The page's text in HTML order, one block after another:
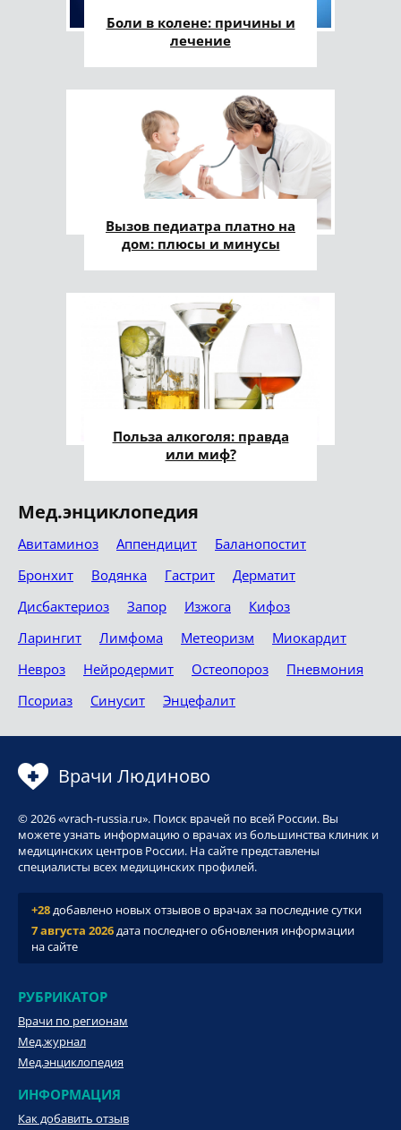
Боли в колене: причины и
лечение
Вызов педиатра платно на
дом: плюсы и минусы
Польза алкоголя: правда
или миф?
Мед.энциклопедия
Авитаминоз Аппендицит
Баланопостит
Бронхит
Водянка Гастрит
Дерматит
Дисбактериоз
Запор Изжога
Кифоз
Ларингит
Лимфома Метеоризм
Миокардит
Невроз
Нейродермит Остеопороз
Пневмония
Псориаз
Синусит Энцефалит
Врачи Людиново
© 2026 «vrach-russia.ru». Поиск врачей по всей России. Вы
можете узнать информацию о врачах из большинства клиник и
медицинских центров России. На сайте представлены
специалисты всех медицинских профилей.
+28добавлено новых отзывов о врачах за последние сутки
7 августа 2026дата последнего обновления информации
на сайте
РУБРИКАТОР
Врачи по регионам
Мед.журнал
Мед.энциклопедия
ИНФОРМАЦИЯ
Как добавить отзыв